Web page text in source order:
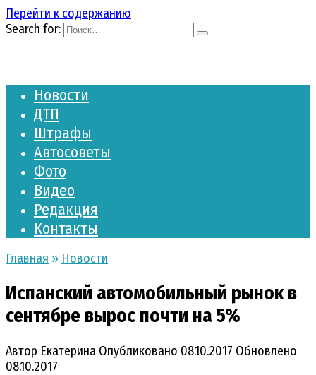
Перейти к содержанию
Search for:
Новости
ДТП
Штрафы
Автосоветы
Фото
Видео
Редакция
Контакты
Главная » Новости
Испанский автомобильный рынок в
сентябре вырос почти на 5%
Автор Екатерина Опубликовано 08.10.2017 Обновлено
08.10.2017